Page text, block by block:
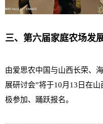
三、第六届家庭农场发
由爱思农中国与山西长荣、
展研讨会”将于10月13日在
极参加、踊跃报名。